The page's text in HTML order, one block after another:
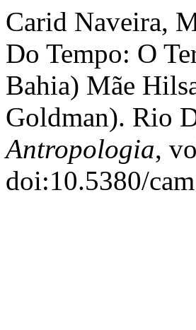
Carid Naveira,
Do Tempo: O
Bahia) Mãe
Goldman). Rio
Antropologia,
doi:10.5380/